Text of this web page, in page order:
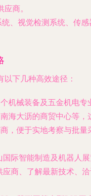
商。
统、视觉检测系统、传感
下几种高效途径：
个机械装备及五金机电专
海大沥的商贸中心等，
，便于实地考察与批量
国际智能制造及机器人
应商、了解最新技术、